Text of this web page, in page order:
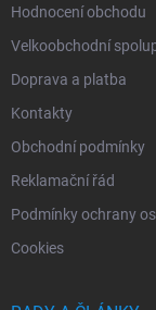
Hodnocení obchodu
Velkoobchodní
Doprava a platba
Kontakty
Obchodní podmínky
Reklamační řád
Podmínky ochrany
Cookies